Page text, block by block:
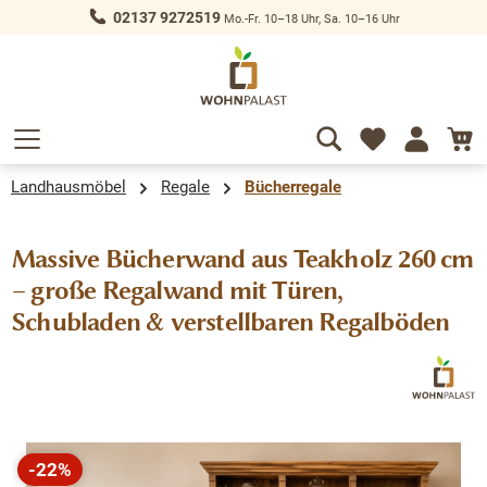
springen 02137 9272519Mo.-Fr. 10–18 Uhr, Sa. 10–16 Uhr
Landhausmöbel Regale Bücherregale
Massive Bücherwand aus Teakholz 260 cm
– große Regalwand mit Türen,
Schubladen & verstellbaren Regalböden
Bildergalerie überspringen
-22%